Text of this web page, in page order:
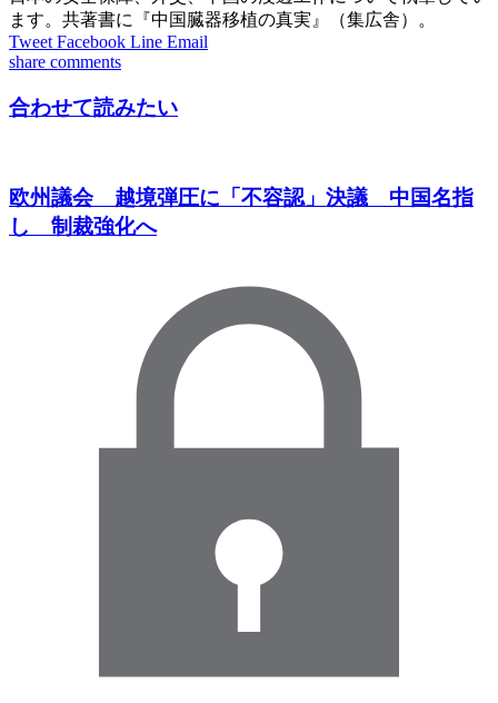
ます。共著書に『中国臓器移植の真実』（集広舎）。
Tweet Facebook Line Email
share comments
合わせて読みたい
欧州議会 越境弾圧に「不容認」決議 中国名指
し 制裁強化へ